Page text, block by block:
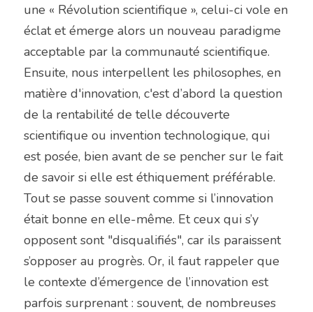
une « Révolution scientifique », celui-ci vole en
éclat et émerge alors un nouveau paradigme
acceptable par la communauté scientifique.
Ensuite, nous interpellent les philosophes, en
matière d'innovation, c'est d’abord la question
de la rentabilité de telle découverte
scientifique ou invention technologique, qui
est posée, bien avant de se pencher sur le fait
de savoir si elle est éthiquement préférable.
Tout se passe souvent comme si l’innovation
était bonne en elle-même. Et ceux qui s’y
opposent sont "disqualifiés", car ils paraissent
s’opposer au progrès. Or, il faut rappeler que
le contexte d’émergence de l’innovation est
parfois surprenant : souvent, de nombreuses